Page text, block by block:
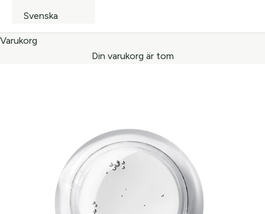
Svenska
Varukorg
Din varukorg är tom